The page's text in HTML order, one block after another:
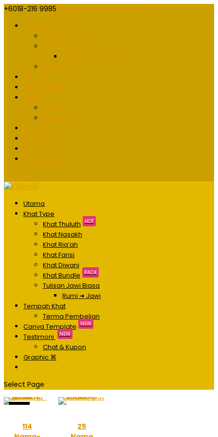
+6018-216 9985
Utama
Khat Type
Khat Thuluth
HOT
Khat Nasakh
Khat Riq’ah
Khat Farisi
Khat Diwani
Khat Bundle
PACK
Tulisan Jawi Biasa
Rumi ➔ Jawi
Tempah Khat
Terma Pembelian
Canva Template
NEW
Testimoni NEW
Chat & Kupon
Graphic ⌘
Select Page
114
25